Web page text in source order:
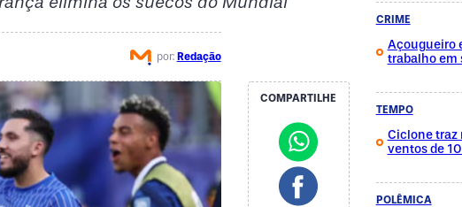
por: Redação
COMPARTILHE
CRIME
Açougueiro
trabalho em
TEMPO
Ciclone traz
ventos de
POLÊMICA